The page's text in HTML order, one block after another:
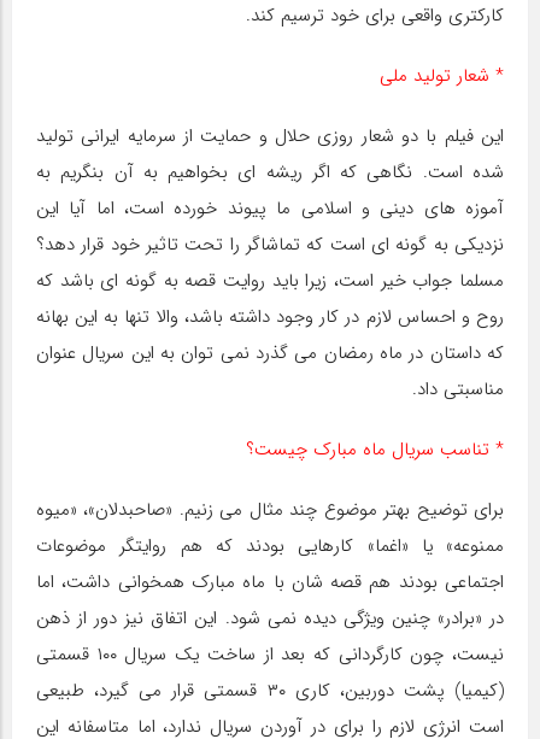
کارکتری واقعی برای خود ترسیم کند.
* شعار تولید ملی
این فیلم با دو شعار روزی حلال و حمایت از سرمایه ایرانی تولید
شده است. نگاهی که اگر ریشه ای بخواهیم به آن بنگریم به
آموزه های دینی و اسلامی ما پیوند خورده است، اما آیا این
نزدیکی به گونه ای است که تماشاگر را تحت تاثیر خود قرار دهد؟
مسلما جواب خیر است، زیرا باید روایت قصه به گونه ای باشد که
روح و احساس لازم در کار وجود داشته باشد، والا تنها به این بهانه
که داستان در ماه رمضان می گذرد نمی توان به این سریال عنوان
مناسبتی داد.
* تناسب سریال ماه مبارک چیست؟
برای توضیح بهتر موضوع چند مثال می زنیم. «صاحبدلان»، «میوه
ممنوعه» یا «اغما» کارهایی بودند که هم روایتگر موضوعات
اجتماعی بودند هم قصه شان با ماه مبارک همخوانی داشت، اما
در «برادر» چنین ویژگی دیده نمی شود. این اتفاق نیز دور از ذهن
نیست، چون کارگردانی که بعد از ساخت یک سریال ۱۰۰ قسمتی
(کیمیا) پشت دوربین، کاری ۳۰ قسمتی قرار می گیرد، طبیعی
است انرژی لازم را برای در آوردن سریال ندارد، اما متاسفانه این